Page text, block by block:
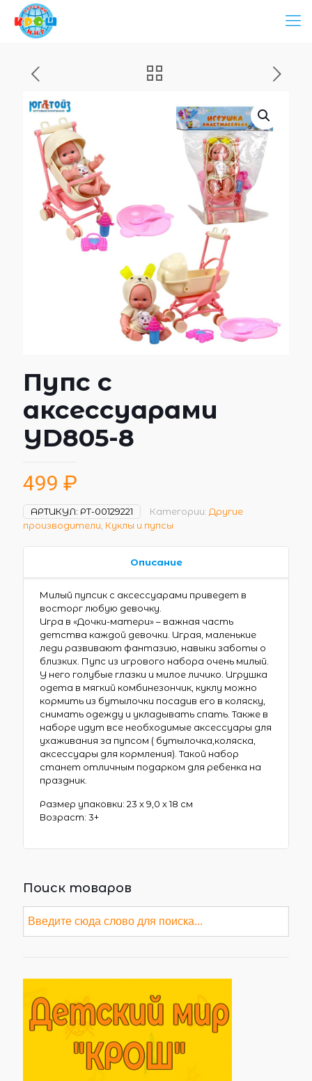
Пупс с
аксессуарами
YD805-8
499 ₽
АРТИКУЛ: РТ-00129221 Категории: Другие
производители Куклы и пупсы
Описание
Милый пупсик с аксессуарами приведет в
восторг любую девочку.
Игра в «Дочки-матери» – важная часть
детства каждой девочки. Играя, маленькие
леди развивают фантазию, навыки заботы о
близких. Пупс из игрового набора очень милый.
У него голубые глазки и милое личико. Игрушка
одета в мягкий комбинезончик, куклу можно
кормить из бутылочки посадив его в коляску,
снимать одежду и укладывать спать. Также в
наборе идут все необходимые аксессуары для
ухаживания за пупсом ( бутылочка,коляска,
аксессуары для кормления). Такой набор
станет отличным подарком для ребенка на
праздник.
Размер упаковки: 23 х 9,0 х 18 см
Возраст: 3+
Поиск товаров